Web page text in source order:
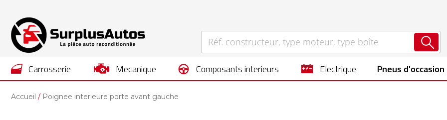
carrosserie mecanique composants interieurs electrique Pneus d'occasion
Accueil Poignee interieure porte avant gauche